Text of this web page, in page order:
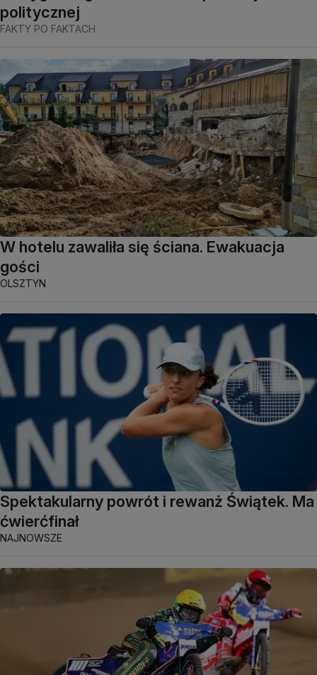
politycznej
FAKTY PO FAKTACH
W hotelu zawaliła się ściana. Ewakuacja
gości
OLSZTYN
Spektakularny powrót i rewanż Świątek. Ma
ćwierćfinał
NAJNOWSZE